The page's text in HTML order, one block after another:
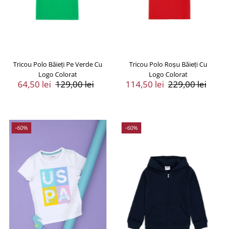
Tricou Polo Băieți Pe Verde Cu
Logo Colorat
Preț
64,50 lei Preț
129,00 lei
Tricou Polo Roșu Băieți Cu
Logo Colorat
Preț
114,50 lei Preț
229,00 lei
-60% -60%